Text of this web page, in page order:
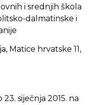
i srednjih škola
dalmatinske i
Matice hrvatske 11,
siječnja 2015. na